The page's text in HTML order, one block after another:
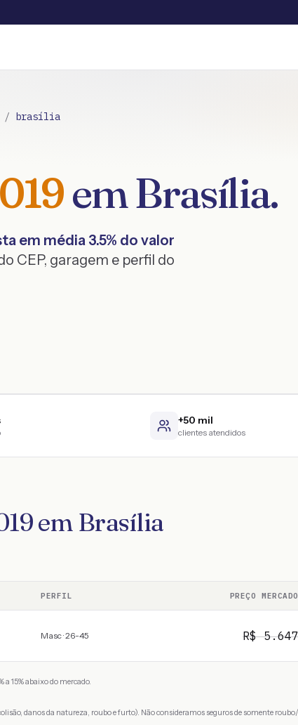
/ brasília
emBrasília.
em média 3.5% do valor
CEP, garagem e perfil do
+50 mil
clientes atendidos
em Brasília
PERFIL PREÇO MERCADO
Masc · 26-45 R$5.647
15% abaixo do mercado.
danos da natureza, roubo e furto). Não consideramos seguros de somente